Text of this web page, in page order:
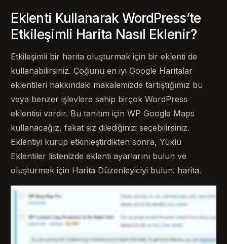
Eklenti Kullanarak WordPress’te
Etkileşimli Harita Nasıl Eklenir?
Etkileşimli bir harita oluşturmak için bir eklenti de
kullanabilirsiniz. Çoğunu en iyi Google Haritalar
eklentileri hakkındaki makalemizde tartıştığımız bu
veya benzer işlevlere sahip birçok WordPress
eklentisi vardır. Bu tanıtım için WP Google Maps
kullanacağız, fakat siz dilediğinizi seçebilirsiniz.
Eklentiyi kurup etkinleştirdikten sonra, Yüklü
Eklentiler listenizde eklenti ayarlarını bulun ve
oluşturmak için Harita Düzenleyiciyi bulun. harita.